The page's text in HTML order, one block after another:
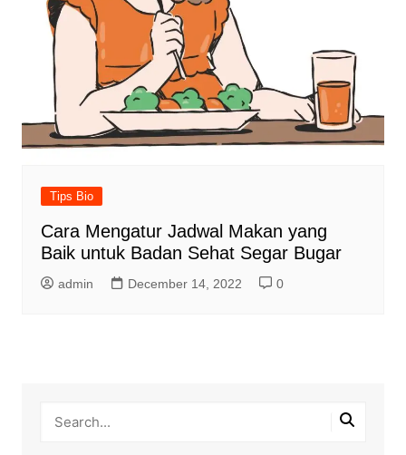
Tips Bio
Cara Mengatur Jadwal Makan yang
Baik untuk Badan Sehat Segar Bugar
admin December 14, 2022 0